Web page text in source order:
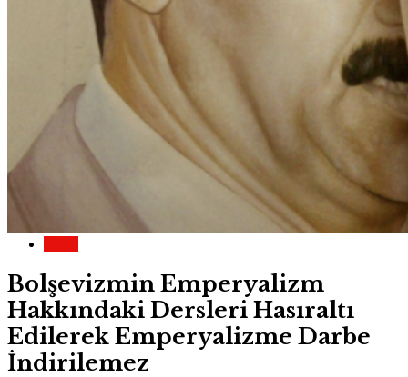
Bolşevizmin Emperyalizm
Hakkındaki Dersleri Hasıraltı
Edilerek Emperyalizme Darbe
İndirilemez